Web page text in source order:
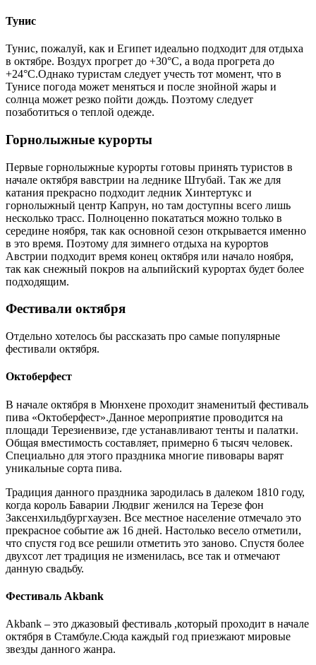
Тунис
Тунис, пожалуй, как и Египет идеально подходит для отдыха
в октябре. Воздух прогрет до +30°С, а вода прогрета до
+24°С.Однако туристам следует учесть тот момент, что в
Тунисе погода может меняться и после знойной жары и
солнца может резко пойти дождь. Поэтому следует
позаботиться о теплой одежде.
Горнолыжные курорты
Первые горнолыжные курорты готовы принять туристов в
начале октября вавстрии на леднике Штубай. Так же для
катания прекрасно подходит ледник Хинтертукс и
горнолыжный центр Капрун, но там доступны всего лишь
несколько трасс. Полноценно покататься можно только в
середине ноября, так как основной сезон открывается именно
в это время. Поэтому для зимнего отдыха на курортов
Австрии подходит время конец октября или начало ноября,
так как снежный покров на альпийский курортах будет более
подходящим.
Фестивали октября
Отдельно хотелось бы рассказать про самые популярные
фестивали октября.
Октоберфест
В начале октября в Мюнхене проходит знаменитый фестиваль
пива «Октоберфест».Данное мероприятие проводится на
площади Терезиенвизе, где устанавливают тенты и палатки.
Общая вместимость составляет, примерно 6 тысяч человек.
Специально для этого праздника многие пивовары варят
уникальные сорта пива.
Традиция данного праздника зародилась в далеком 1810 году,
когда король Баварии Людвиг женился на Терезе фон
Заксенхильдбургхаузен. Все местное население отмечало это
прекрасное событие аж 16 дней. Настолько весело отметили,
что спустя год все решили отметить это заново. Спустя более
двухсот лет традиция не изменилась, все так и отмечают
данную свадьбу.
Фестиваль Akbank
Akbank – это джазовый фестиваль ,который проходит в начале
октября в Стамбуле.Сюда каждый год приезжают мировые
звезды данного жанра.